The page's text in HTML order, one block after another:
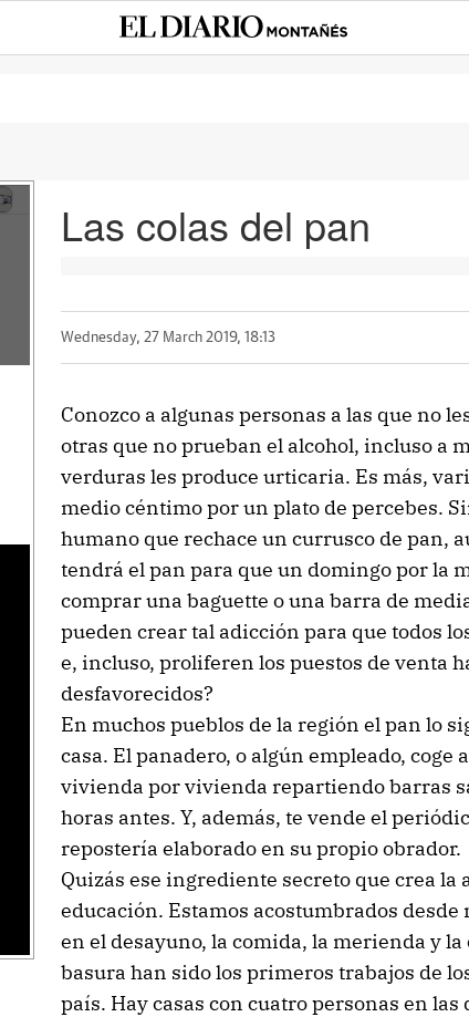
Las colas del pan
Wednesday, 27 March 2019, 18:13
Conozco a algunas personas a las que no
otras que no prueban el alcohol, incluso a
verduras les produce urticaria. Es más,
medio céntimo por un plato de percebes.
humano que rechace un currusco de pan,
tendrá el pan para que un domingo por la
comprar una baguette o una barra de
pueden crear tal adicción para que todos
e, incluso, proliferen los puestos de venta
desfavorecidos?
En muchos pueblos de la región el pan lo
casa. El panadero, o algún empleado, coge
vivienda por vivienda repartiendo barras
horas antes. Y, además, te vende el
repostería elaborado en su propio obrador.
Quizás ese ingrediente secreto que crea la
educación. Estamos acostumbrados
en el desayuno, la comida, la merienda y
basura han sido los primeros trabajos de
país. Hay casas con cuatro personas en